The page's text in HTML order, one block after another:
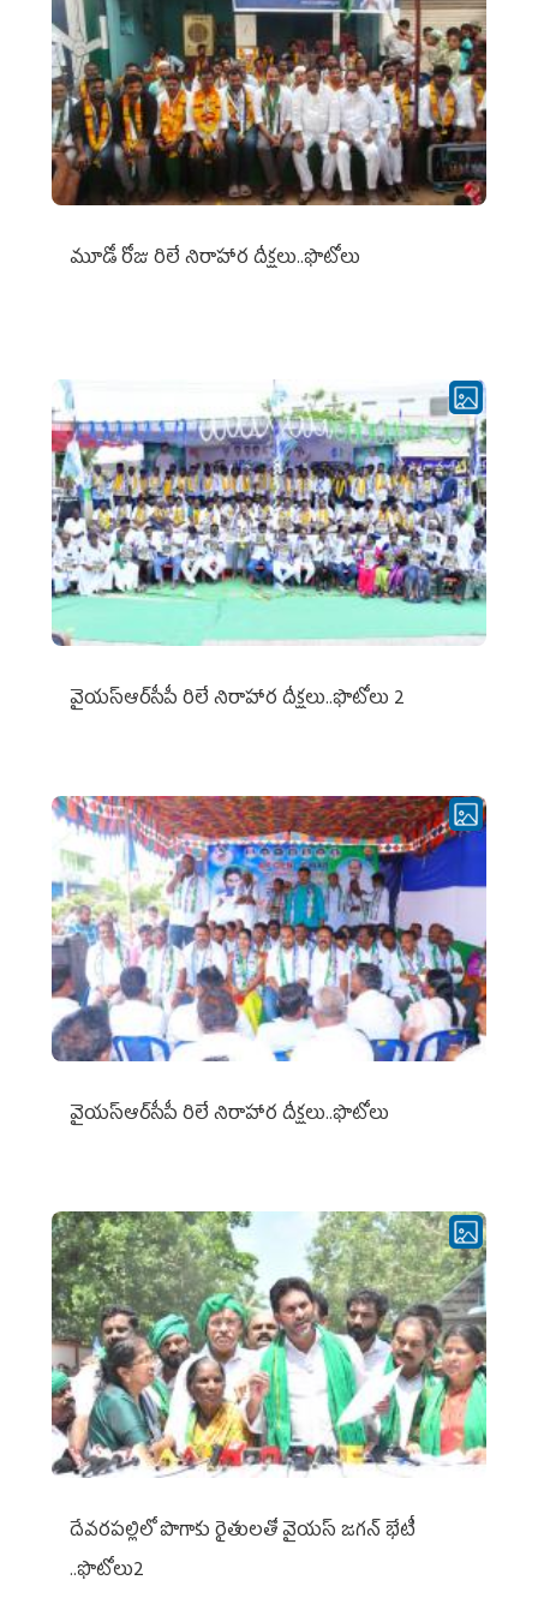
మూడో రోజు రిలే నిరాహార దీక్షలు..ఫొటోలు
వైయ‌స్ఆర్‌సీపీ రిలే నిరాహార దీక్షలు..ఫొటోలు 2
వైయ‌స్ఆర్‌సీపీ రిలే నిరాహార దీక్షలు..ఫొటోలు
దేవరపల్లిలో పొగాకు రైతులతో వైయస్ జగన్ భేటీ
..ఫొటోలు2